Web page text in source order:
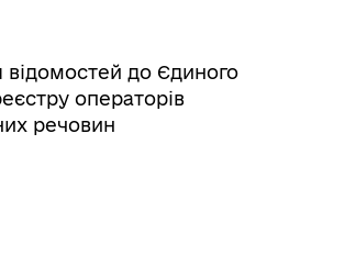
до Єдиного
операторів
речовин